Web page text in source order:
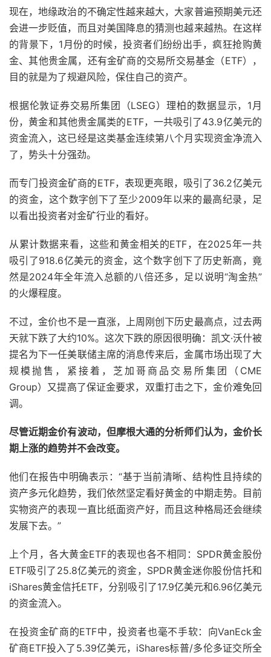
现在，地缘政治的不确定性越来越大，大家普遍预期美元还
会进一步贬值，而且对美国降息的猜测也越来越热。在这样
的背景下，1月份的时候，投资者们纷纷出手，疯狂抢购黄
金、其他贵金属，还有金矿商的交易所交易基金（ETF），
目的就是为了规避风险，保住自己的资产。
根据伦敦证券交易所集团（LSEG）理柏的数据显示，1月
份，黄金和其他贵金属类的ETF，一共吸引了43.9亿美元的
资金流入，这已经是这类基金连续第八个月实现资金净流入
了，势头十分强劲。
而专门投资金矿商的ETF，表现更亮眼，吸引了36.2亿美元
的资金，这个数字创下了至少2009年以来的最高纪录，足
以看出投资者对金矿行业的看好。
从累计数据来看，这些和黄金相关的ETF，在2025年一共
吸引了918.6亿美元的资金，这个数字创下了历史新高，竟
然是2024年全年流入总额的八倍还多，足以说明“淘金热”
的火爆程度。
不过，金价也不是一直涨，上周刚创下历史最高点，过去两
天就下跌了大约10%。这次下跌的原因很明确：凯文·沃什被
提名为下一任美联储主席的消息传来后，金属市场出现了大
规模抛售，紧接着，芝加哥商品交易所集团（CME
Group）又提高了保证金要求，双重打击之下，金价难免回
调。
尽管近期金价有波动，但摩根大通的分析师们认为，金价长
期上涨的趋势并不会改变。
他们在报告中明确表示：“基于当前清晰、结构性且持续的
资产多元化趋势，我们依然坚定看好黄金的中期走势。目前
实物资产的表现一直比纸面资产好，而且这种格局还会继续
发展下去。”
上个月，各大黄金ETF的表现也各不相同：SPDR黄金股份
ETF吸引了25.8亿美元的资金，SPDR黄金迷你股份信托和
iShares黄金信托ETF，分别吸引了17.9亿美元和6.96亿美元
的资金流入。
在投资金矿商的ETF中，投资者也毫不手软：向VanEck金
矿商ETF投入了5.39亿美元，iShares标普/多伦多证交所全